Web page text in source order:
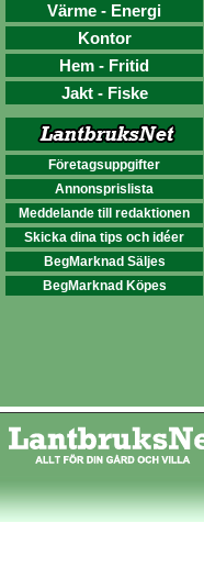
Värme - Energi
Kontor
Hem - Fritid
Jakt - Fiske
Företagsuppgifter
Annonsprislista
Meddelande till redaktionen
Skicka dina tips och idéer
BegMarknad Säljes
BegMarknad Köpes